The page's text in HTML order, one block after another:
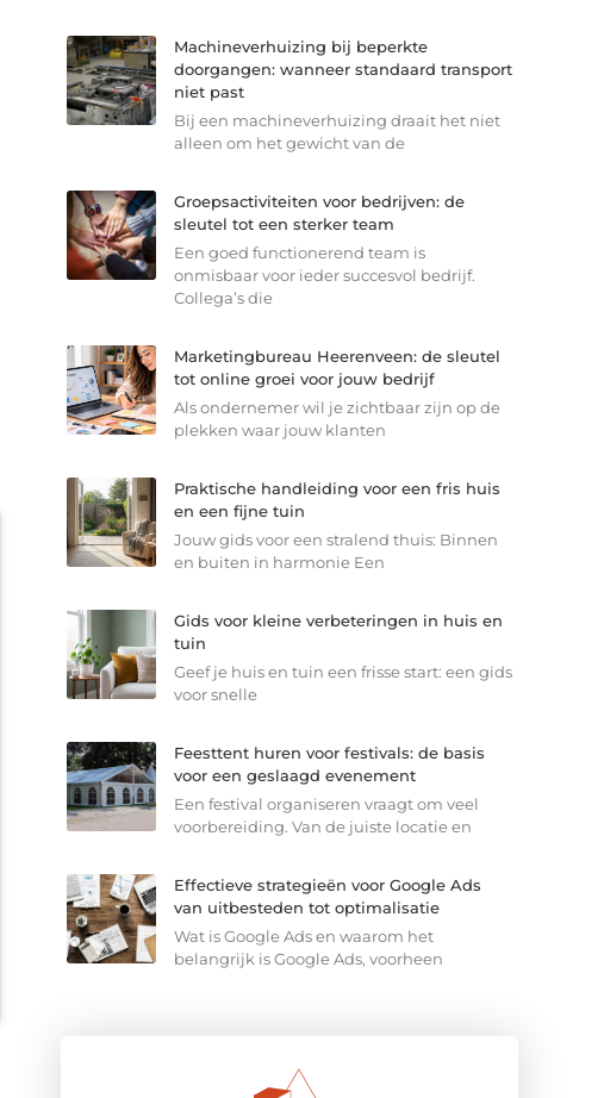
Machineverhuizing bij beperkte
doorgangen: wanneer standaard transport
niet past
Bij een machineverhuizing draait het niet
alleen om het gewicht van de
Groepsactiviteiten voor bedrijven: de
sleutel tot een sterker team
Een goed functionerend team is
onmisbaar voor ieder succesvol bedrijf.
Collega’s die
Marketingbureau Heerenveen: de sleutel
tot online groei voor jouw bedrijf
Als ondernemer wil je zichtbaar zijn op de
plekken waar jouw klanten
Praktische handleiding voor een fris huis
en een fijne tuin
Jouw gids voor een stralend thuis: Binnen
en buiten in harmonie Een
Gids voor kleine verbeteringen in huis en
tuin
Geef je huis en tuin een frisse start: een gids
voor snelle
Feesttent huren voor festivals: de basis
voor een geslaagd evenement
Een festival organiseren vraagt om veel
voorbereiding. Van de juiste locatie en
Effectieve strategieën voor Google Ads
van uitbesteden tot optimalisatie
Wat is Google Ads en waarom het
belangrijk is Google Ads, voorheen